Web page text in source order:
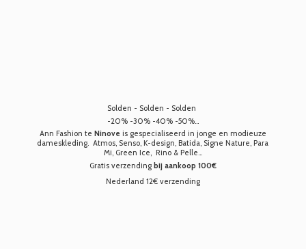
Solden - Solden - Solden
-20% -30% -40% -50%...
Ann Fashion te Ninove is gespecialiseerd in jonge en modieuze
dameskleding. Atmos, Senso, K-design, Batida, Signe Nature, Para
Mi, Green Ice, Rino & Pelle...
Gratis verzending bij aankoop 100€
Nederland 12€ verzending